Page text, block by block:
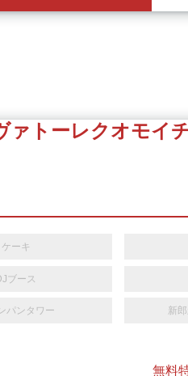
ァトーレクオモイ
ケーキ
ブース
パンタワー 新
無料